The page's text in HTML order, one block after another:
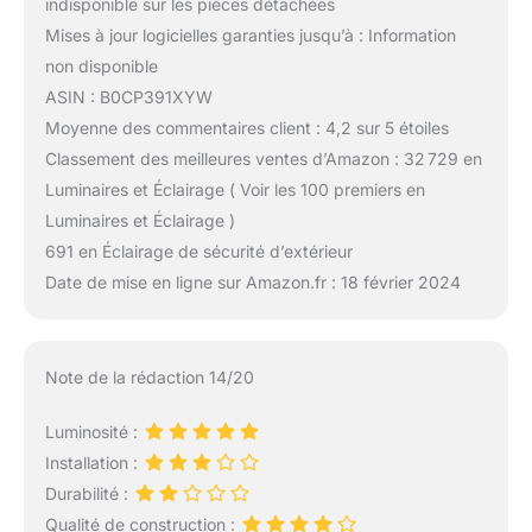
indisponible sur les pièces détachées
Mises à jour logicielles garanties jusqu’à : Information
non disponible
ASIN : B0CP391XYW
Moyenne des commentaires client : 4,2 sur 5 étoiles
Classement des meilleures ventes d’Amazon : 32 729 en
Luminaires et Éclairage ( Voir les 100 premiers en
Luminaires et Éclairage )
691 en Éclairage de sécurité d’extérieur
Date de mise en ligne sur Amazon.fr : 18 février 2024
Note de la rédaction 14/20
Luminosité :
Installation :
Durabilité :
Qualité de construction :